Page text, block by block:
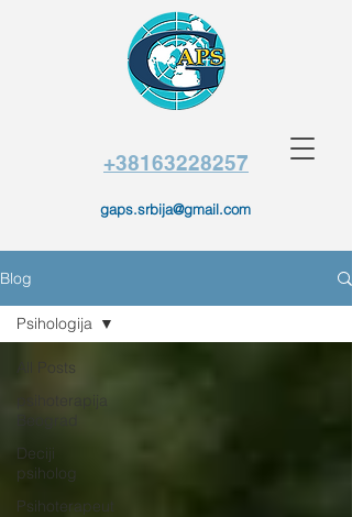
+38163228257
gaps.srbija@gmail.com
Blog
All Posts
psihoterapija
Deciji
psiholog
Psihoterapeut
Psihologija